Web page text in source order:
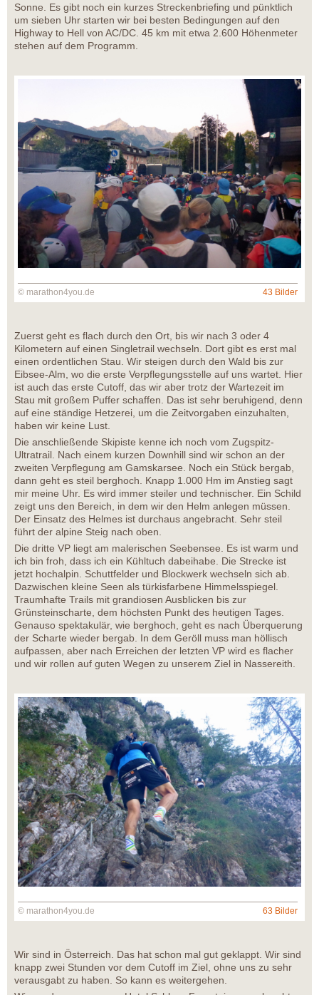
Sonne. Es gibt noch ein kurzes Streckenbriefing und pünktlich
um sieben Uhr starten wir bei besten Bedingungen auf den
Highway to Hell von AC/DC. 45 km mit etwa 2.600 Höhenmeter
stehen auf dem Programm.
© marathon4you.de 43 Bilder
Zuerst geht es flach durch den Ort, bis wir nach 3 oder 4
Kilometern auf einen Singletrail wechseln. Dort gibt es erst mal
einen ordentlichen Stau. Wir steigen durch den Wald bis zur
Eibsee-Alm, wo die erste Verpflegungsstelle auf uns wartet. Hier
ist auch das erste Cutoff, das wir aber trotz der Wartezeit im
Stau mit großem Puffer schaffen. Das ist sehr beruhigend, denn
auf eine ständige Hetzerei, um die Zeitvorgaben einzuhalten,
haben wir keine Lust.
Die anschließende Skipiste kenne ich noch vom Zugspitz-
Ultratrail. Nach einem kurzen Downhill sind wir schon an der
zweiten Verpflegung am Gamskarsee. Noch ein Stück bergab,
dann geht es steil berghoch. Knapp 1.000 Hm im Anstieg sagt
mir meine Uhr. Es wird immer steiler und technischer. Ein Schild
zeigt uns den Bereich, in dem wir den Helm anlegen müssen.
Der Einsatz des Helmes ist durchaus angebracht. Sehr steil
führt der alpine Steig nach oben.
Die dritte VP liegt am malerischen Seebensee. Es ist warm und
ich bin froh, dass ich ein Kühltuch dabeihabe. Die Strecke ist
jetzt hochalpin. Schuttfelder und Blockwerk wechseln sich ab.
Dazwischen kleine Seen als türkisfarbene Himmelsspiegel.
Traumhafte Trails mit grandiosen Ausblicken bis zur
Grünsteinscharte, dem höchsten Punkt des heutigen Tages.
Genauso spektakulär, wie berghoch, geht es nach Überquerung
der Scharte wieder bergab. In dem Geröll muss man höllisch
aufpassen, aber nach Erreichen der letzten VP wird es flacher
und wir rollen auf guten Wegen zu unserem Ziel in Nassereith.
© marathon4you.de 63 Bilder
Wir sind in Österreich. Das hat schon mal gut geklappt. Wir sind
knapp zwei Stunden vor dem Cutoff im Ziel, ohne uns zu sehr
verausgabt zu haben. So kann es weitergehen.